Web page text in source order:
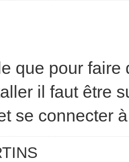
que pour
il faut être
se connecter